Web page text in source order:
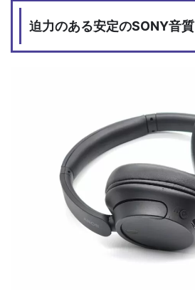
迫力のある安定のSONY音質